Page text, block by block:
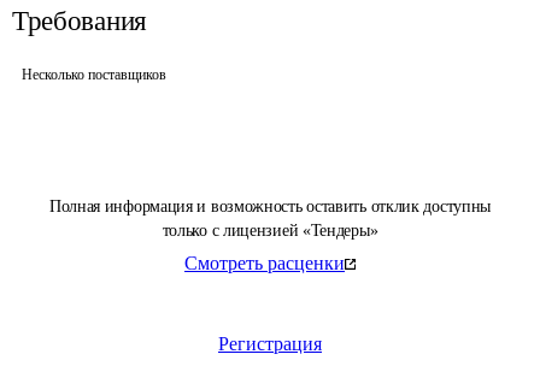
Полная информация и возможность оставить отклик доступны
только с лицензией «Тендеры»
Смотреть расценки
Регистрация
Требования
Несколько поставщиков